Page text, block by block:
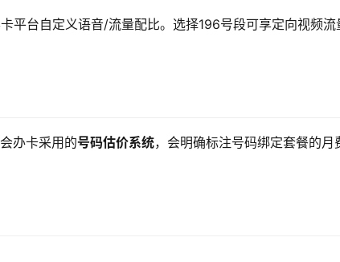
平台自定义语音/流量配比。选择196号段可享定向视频流
办卡采用的号码估价系统，会明确标注号码绑定套餐的月